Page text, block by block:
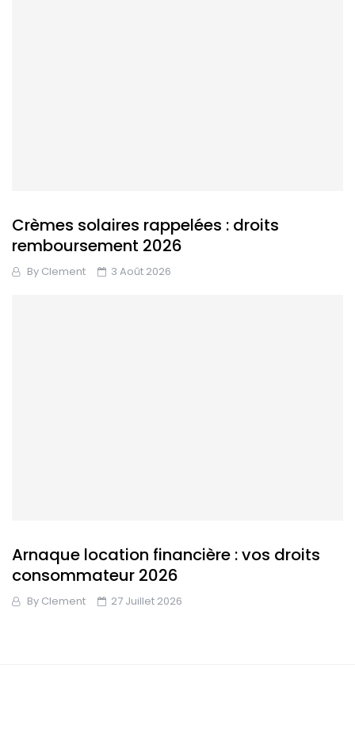
Crèmes solaires rappelées : droits
remboursement 2026
By Clement 3 Août 2026
Arnaque location financière : vos droits
consommateur 2026
By Clement 27 Juillet 2026